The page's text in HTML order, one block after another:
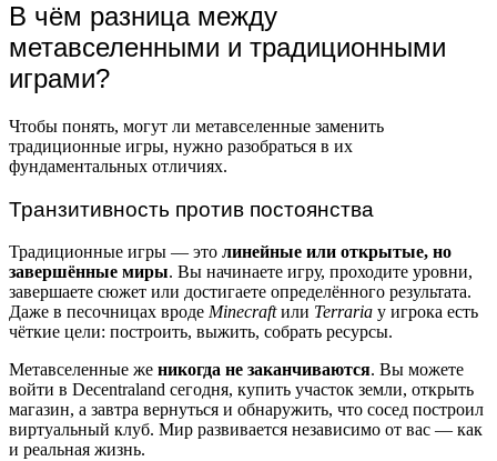
В чём разница между
метавселенными и традиционными
играми?
Чтобы понять, могут ли метавселенные заменить
традиционные игры, нужно разобраться в их
фундаментальных отличиях.
Транзитивность против постоянства
Традиционные игры — это линейные или открытые, но
завершённые миры. Вы начинаете игру, проходите уровни,
завершаете сюжет или достигаете определённого результата.
Даже в песочницах вроде Minecraftили Terraria у игрока есть
чёткие цели: построить, выжить, собрать ресурсы.
Метавселенные же никогда не заканчиваются. Вы можете
войти в Decentraland сегодня, купить участок земли, открыть
магазин, а завтра вернуться и обнаружить, что сосед построил
виртуальный клуб. Мир развивается независимо от вас — как
и реальная жизнь.